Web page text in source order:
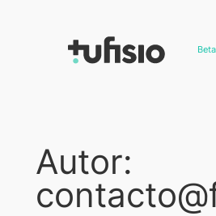
Beta
Autor: